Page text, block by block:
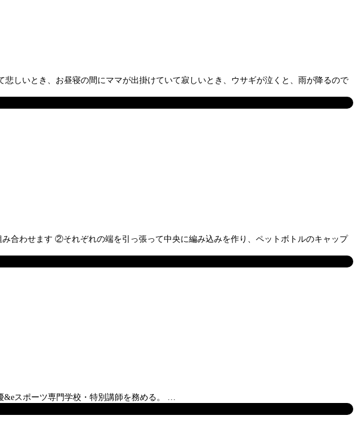
しいとき、お昼寝の間にママが出掛けていて寂しいとき、ウサギが泣くと、雨が降るので
わせます ②それぞれの端を引っ張って中央に編み込みを作り、ペットボトルのキャップ
スポーツ専門学校・特別講師を務める。 …